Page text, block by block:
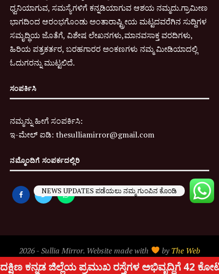
ಧ್ವನಿಯಾಗುವ, ಸಮಸ್ಯೆಗಳಿಗೆ ಕನ್ನಡಿಯಾಗುವ ಆಶಯ ನಮ್ಮದು.ಗ್ರಾಮೀಣ
ಭಾಗದಿಂದ ಆರಂಭಗೊಂಡು ಅಂತಾರಾಷ್ಟ್ರೀಯ ಮಟ್ಟದವರೆಗಿನ ಸುದ್ದಿಗಳ
ಸಮೃದ್ಧಿಯ ಜೊತೆಗೆ, ವಿಶೇಷ ಲೇಖನಗಳು,ಮಾನವಸಾಕ್ತ ವರದಿಗಳು,
ಹಿರಿಯ ಪತ್ರಕರ್ತರ, ಬರಹಗಾರರ ಅಂಕಣಗಳು ನಮ್ಮ ಮೀಡಿಯಾದಲ್ಲಿ
ಓದುಗರನ್ನು ಮುಟ್ಟಲಿದೆ.
ಸಂಪರ್ಕಿಸಿ
ನಮ್ಮನ್ನು ಹೀಗೆ ಸಂಪರ್ಕಿಸಿ:
ಇ-ಮೇಲ್ ಐಡಿ: thesulliamirror@gmail.com
ನಮ್ಮೊಂದಿಗೆ ಸಂಪರ್ಕದಲ್ಲಿರಿ
2026 - Sullia Mirror. Website made with byThe Web
People
NEWS UPDATES ಪಡೆಯಲು ನಮ್ಮ ಗುಂಪಿನ ಕೊಂಡಿ
ರಸ್ತೆಗಳ ಅಭಿವೃದ್ದಿಗೆ 42 ಕೋಟಿ ರೂ. ಅನುದಾನ